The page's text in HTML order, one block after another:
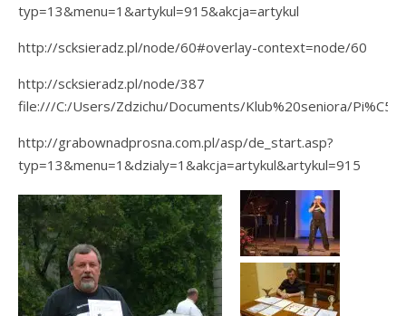
typ=13&menu=1&artykul=915&akcja=artykul
http://scksieradz.pl/node/60#overlay-context=node/60
http://scksieradz.pl/node/387
file:///C:/Users/Zdzichu/Documents/Klub%20seniora/
http://grabownadprosna.com.pl/asp/de_start.asp?
typ=13&menu=1&dzialy=1&akcja=artykul&artykul=915